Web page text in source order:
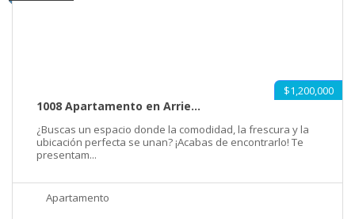
$1,200,000
1008 Apartamento en Arrie...
¿Buscas un espacio donde la comodidad, la frescura y la
ubicación perfecta se unan? ¡Acabas de encontrarlo! Te
presentam...
Apartamento